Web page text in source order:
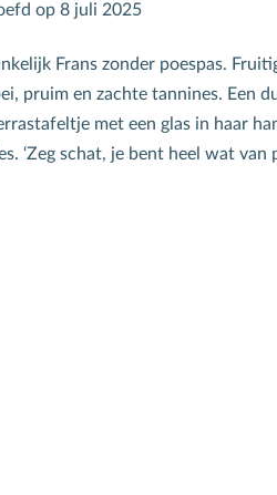
op 8 juli 2025
Frans zonder poespas.
pruim en zachte tannines. Een
met een glas in haar
‘Zeg schat, je bent heel wat van